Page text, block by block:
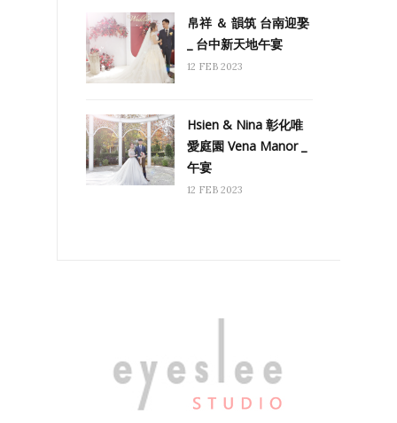
帛祥 ＆ 韻筑 台南迎娶
_ 台中新天地午宴
12 FEB 2023
Hsien & Nina 彰化唯
愛庭園 Vena Manor _
午宴
12 FEB 2023